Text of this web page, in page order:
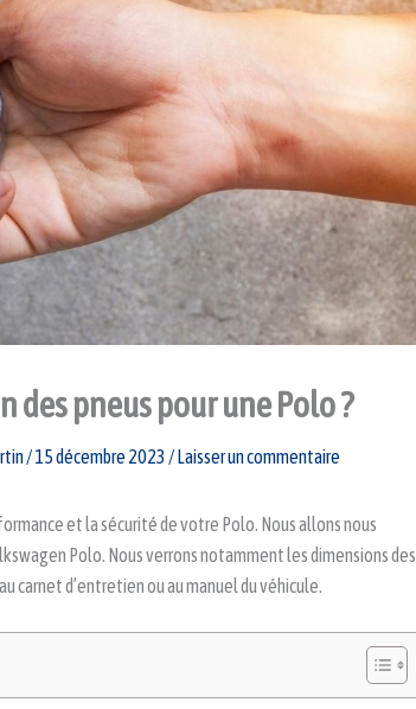
des pneus pour une Polo ?
/15 décembre 2023 /Laisser un commentaire
et la sécurité de votre Polo. Nous allons nous
Polo. Nous verrons notamment les dimensions des
carnet d’entretien ou au manuel du véhicule.